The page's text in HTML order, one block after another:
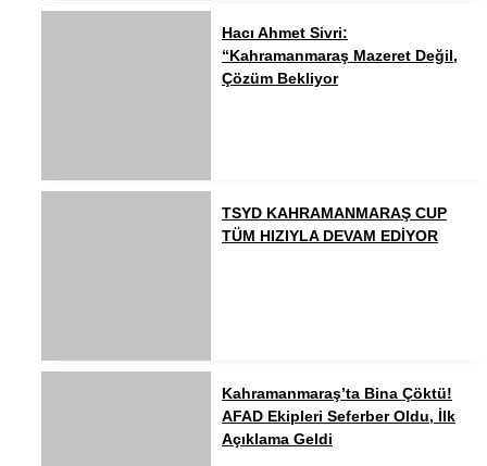
Hacı Ahmet Sivri:
“Kahramanmaraş Mazeret Değil,
Çözüm Bekliyor
TSYD KAHRAMANMARAŞ CUP
TÜM HIZIYLA DEVAM EDİYOR
Kahramanmaraş’ta Bina Çöktü!
AFAD Ekipleri Seferber Oldu, İlk
Açıklama Geldi